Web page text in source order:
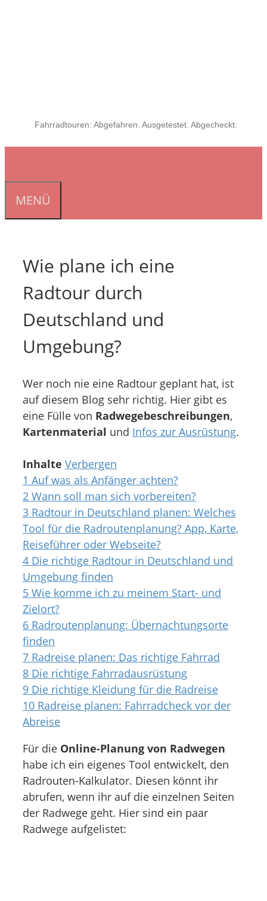
Fahrradtouren: Abgefahren. Ausgetestet. Abgecheckt.
MENÜ
Wie plane ich eine
Radtour durch
Deutschland und
Umgebung?
Wer noch nie eine Radtour geplant hat, ist
auf diesem Blog sehr richtig. Hier gibt es
eine Fülle von Radwegebeschreibungen,
Kartenmaterial und Infos zur Ausrüstung.
Inhalte Verbergen
1 Auf was als Anfänger achten?
2 Wann soll man sich vorbereiten?
3 Radtour in Deutschland planen: Welches
Tool für die Radroutenplanung? App, Karte,
Reiseführer oder Webseite?
4 Die richtige Radtour in Deutschland und
Umgebung finden
5 Wie komme ich zu meinem Start- und
Zielort?
6 Radroutenplanung: Übernachtungsorte
finden
7 Radreise planen: Das richtige Fahrrad
8 Die richtige Fahrradausrüstung
9 Die richtige Kleidung für die Radreise
10 Radreise planen: Fahrradcheck vor der
Abreise
Für die Online-Planung von Radwegen
habe ich ein eigenes Tool entwickelt, den
Radrouten-Kalkulator. Diesen könnt ihr
abrufen, wenn ihr auf die einzelnen Seiten
der Radwege geht. Hier sind ein paar
Radwege aufgelistet: